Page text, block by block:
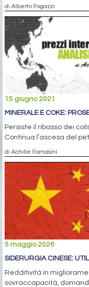
di Alberto Fogazzi
15 giugno 2021
MINERALE E COKE:
Persiste il ribasso dei
Continua l’ascesa del
di Achille Fornasini
5 maggio 2026
SIDERURGIA CINESE:
Redditività in
sovraccapacità,